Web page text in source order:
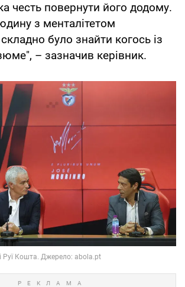
честь повернути його додому.
з менталітетом
було знайти когось із
– зазначив керівник.